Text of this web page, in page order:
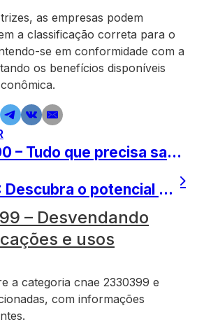
as empresas podem
a classificação correta para o
se em conformidade com a
os benefícios disponíveis
CNAE 9003500 – Tudo que precisa saber sobre produção teatral
CNAE 9102301: Descubra o potencial da atividade relacionada
– Desvendando
e usos
a categoria cnae 2330399 e
com informações